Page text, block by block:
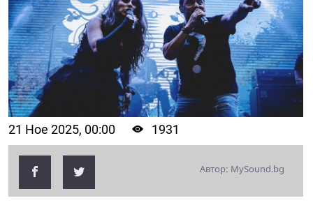
21 Ное 2025, 00:00 1931
Автор: MySound.bg